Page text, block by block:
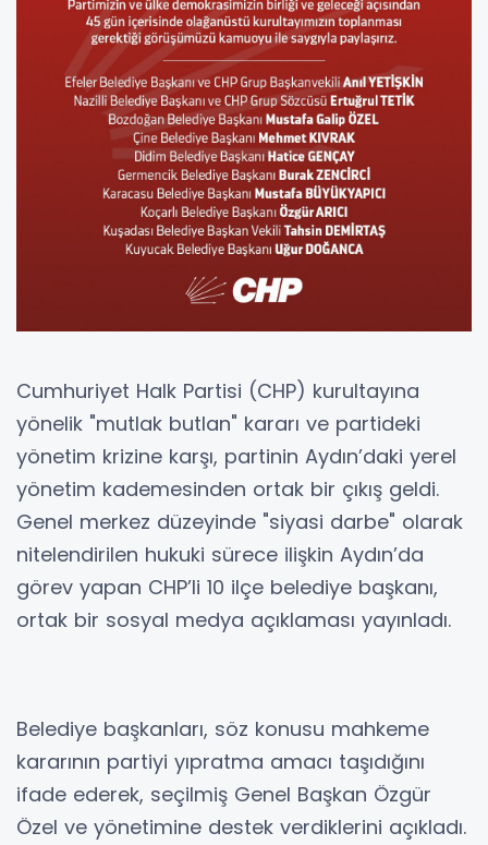
Cumhuriyet Halk Partisi (CHP) kurultayına
yönelik "mutlak butlan" kararı ve partideki
yönetim krizine karşı, partinin Aydın’daki yerel
yönetim kademesinden ortak bir çıkış geldi.
Genel merkez düzeyinde "siyasi darbe" olarak
nitelendirilen hukuki sürece ilişkin Aydın’da
görev yapan CHP’li 10 ilçe belediye başkanı,
ortak bir sosyal medya açıklaması yayınladı.
Belediye başkanları, söz konusu mahkeme
kararının partiyi yıpratma amacı taşıdığını
ifade ederek, seçilmiş Genel Başkan Özgür
Özel ve yönetimine destek verdiklerini açıkladı.